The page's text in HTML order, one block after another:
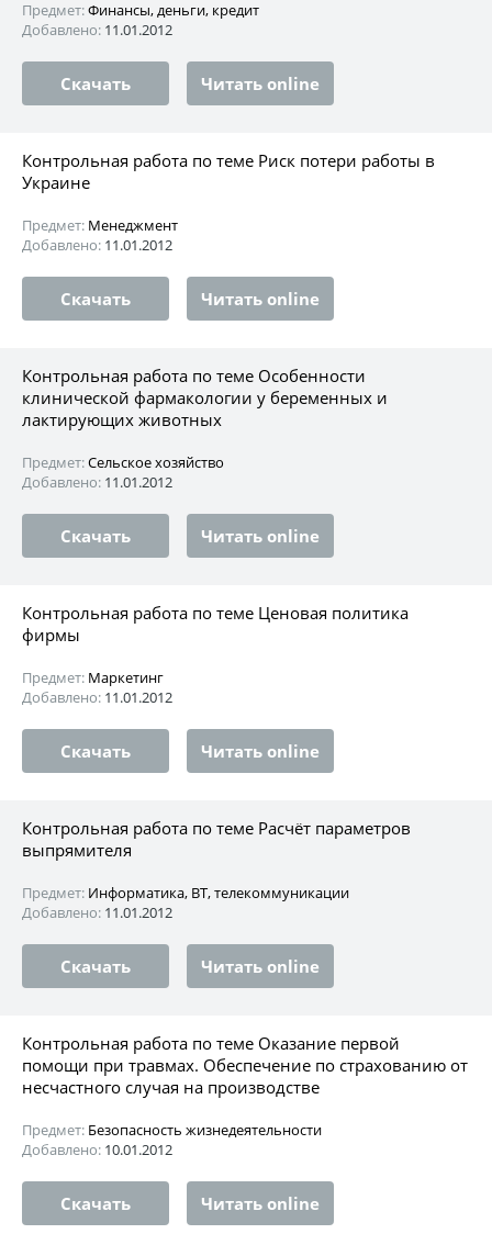
Предмет:Финансы, деньги, кредит
Добавлено: 11.01.2012
Скачать Читать online
Контрольная работа по теме Риск потери работы в
Украине
Предмет: Менеджмент
Добавлено: 11.01.2012
Скачать Читать online
Контрольная работа по теме Особенности
клинической фармакологии у беременных и
лактирующих животных
Предмет:Сельское хозяйство
Добавлено: 11.01.2012
Скачать Читать online
Контрольная работа по теме Ценовая политика
фирмы
Предмет: Маркетинг
Добавлено: 11.01.2012
Скачать Читать online
Контрольная работа по теме Расчёт параметров
выпрямителя
Предмет: Информатика, ВТ, телекоммуникации
Добавлено: 11.01.2012
Скачать Читать online
Контрольная работа по теме Оказание первой
помощи при травмах. Обеспечение по страхованию от
несчастного случая на производстве
Предмет: Безопасность жизнедеятельности
Добавлено: 10.01.2012
Скачать Читать online